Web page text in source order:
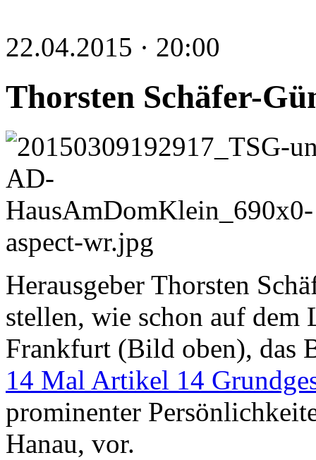
22.04.2015 · 20:00
Thorsten Schäfer-
Herausgeber Thorsten
stellen, wie schon auf dem
Frankfurt (Bild oben), das
14 Mal Artikel 14
prominenter
Hanau, vor.